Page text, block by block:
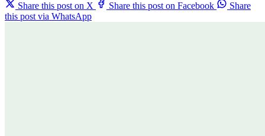
Share this post on X
Share this post on Facebook
Share
this post via WhatsApp